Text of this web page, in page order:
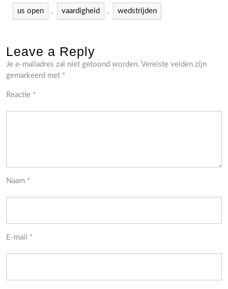
us open , vaardigheid , wedstrijden
Leave a Reply
Je e-mailadres zal niet getoond worden. Vereiste velden zijn
gemarkeerd met *
Reactie *
Naam *
E-mail *